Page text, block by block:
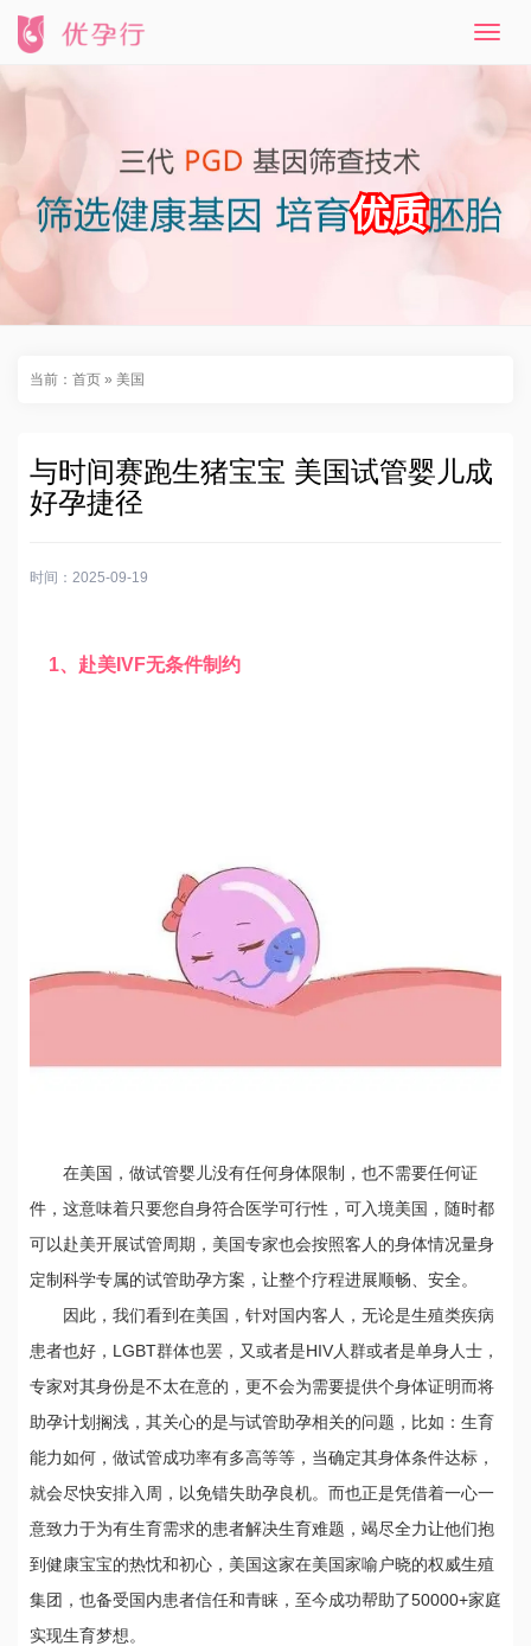
T
v
i
g
当前： 首页 » 美国
与时间赛跑生猪宝宝 美国试管婴儿成
好孕捷径
时间：2025-09-19
1、赴美IVF无条件制约
在美国，做试管婴儿没有任何身体限制，也不需要任何证
件，这意味着只要您自身符合医学可行性，可入境美国，随时都
可以赴美开展试管周期，美国专家也会按照客人的身体情况量身
定制科学专属的试管助孕方案，让整个疗程进展顺畅、安全。
因此，我们看到在美国，针对国内客人，无论是生殖类疾病
患者也好，LGBT群体也罢，又或者是HIV人群或者是单身人士，
专家对其身份是不太在意的，更不会为需要提供个身体证明而将
助孕计划搁浅，其关心的是与试管助孕相关的问题，比如：生育
能力如何，做试管成功率有多高等等，当确定其身体条件达标，
就会尽快安排入周，以免错失助孕良机。而也正是凭借着一心一
意致力于为有生育需求的患者解决生育难题，竭尽全力让他们抱
到健康宝宝的热忱和初心，美国这家在美国家喻户晓的权威生殖
集团，也备受国内患者信任和青睐，至今成功帮助了50000+家庭
实现生育梦想。